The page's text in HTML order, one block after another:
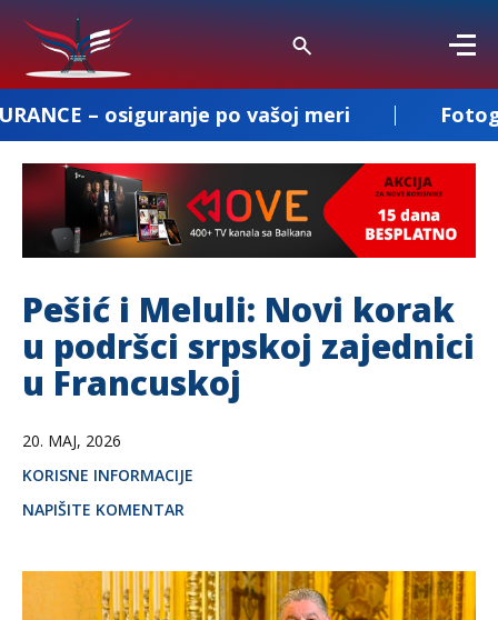
po vašoj meri Fotografisanje i
Pešić i Meluli: Novi korak
u podršci srpskoj zajednici
u Francuskoj
20. MAJ, 2026
KORISNE INFORMACIJE
NAPIŠITE KOMENTAR